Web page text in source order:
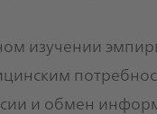
изучении
и обмен